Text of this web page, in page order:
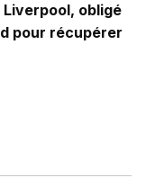
obligé
pour récupérer